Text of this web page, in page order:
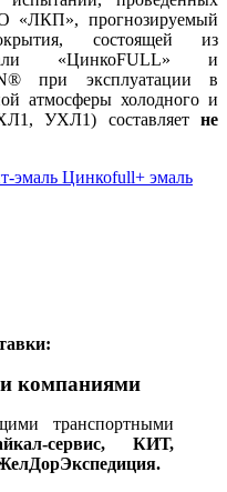
«ЛКП», прогнозируемый
состоящей из
«ЦинкоFULL» и
при эксплуатации в
атмосферы холодного и
УХЛ1) составляет не
эмаль Цинкоfull+ эмаль
компаниями
транспортными
сервис, КИТ,